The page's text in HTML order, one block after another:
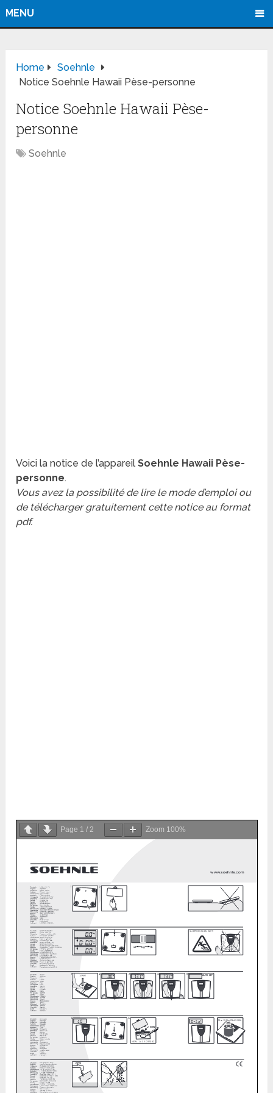
MENU
Home
Soehnle
Notice Soehnle Hawaii Pèse-personne
Notice Soehnle Hawaii Pèse-
personne
Soehnle
Voici la notice de l’appareilSoehnle Hawaii Pèse-
personne.
Vous avez la possibilité de lire le mode d’emploi ou
de télécharger gratuitement cette notice au format
pdf.
Page 1 /2 Zoom 100%